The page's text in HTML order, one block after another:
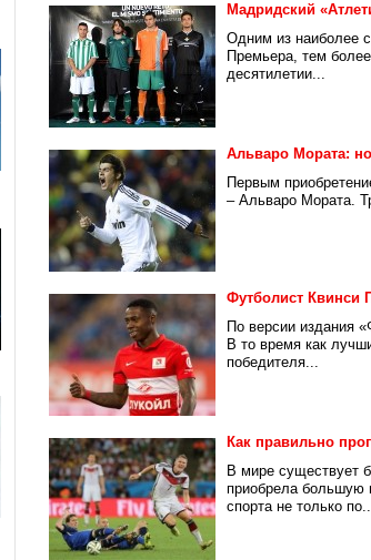
Мадридский
Одним из наиболее
Премьера, тем
десятилетии...
Альваро Мората:
Первым
– Альваро Мората.
Футболист Квинси
По версии издания
В то время как
победителя...
Как правильно
В мире существует
приобрела большую
спорта не только